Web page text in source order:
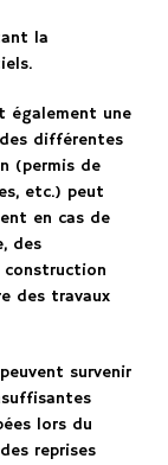
la
une
différentes
(permis de
etc.) peut
en cas de
des
construction
des travaux
survenir
lors du
reprises